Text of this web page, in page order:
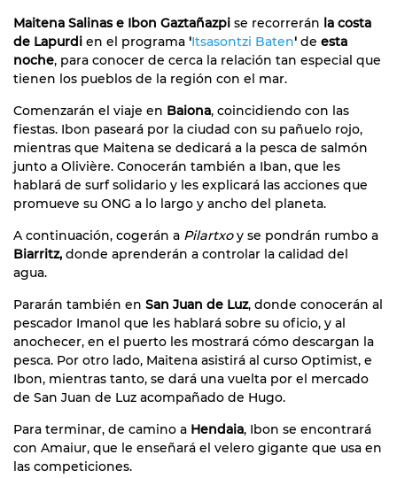
Maitena Salinas e Ibon Gaztañazpi se recorrerán la costa
de Lapurdi en el programa 'Itsasontzi Baten' de esta
noche, para conocer de cerca la relación tan especial que
tienen los pueblos de la región con el mar.
Comenzarán el viaje en Baiona, coincidiendo con las
fiestas. Ibon paseará por la ciudad con su pañuelo rojo,
mientras que Maitena se dedicará a la pesca de salmón
junto a Olivière. Conocerán también a Iban, que les
hablará de surf solidario y les explicará las acciones que
promueve su ONG a lo largo y ancho del planeta.
A continuación, cogerán a Pilartxoy se pondrán rumbo a
Biarritz, donde aprenderán a controlar la calidad del
agua.
Pararán también en San Juan de Luz, donde conocerán al
pescador Imanol que les hablará sobre su oficio, y al
anochecer, en el puerto les mostrará cómo descargan la
pesca. Por otro lado, Maitena asistirá al curso Optimist, e
Ibon, mientras tanto, se dará una vuelta por el mercado
de San Juan de Luz acompañado de Hugo.
Para terminar, de camino a Hendaia, Ibon se encontrará
con Amaiur, que le enseñará el velero gigante que usa en
las competiciones.